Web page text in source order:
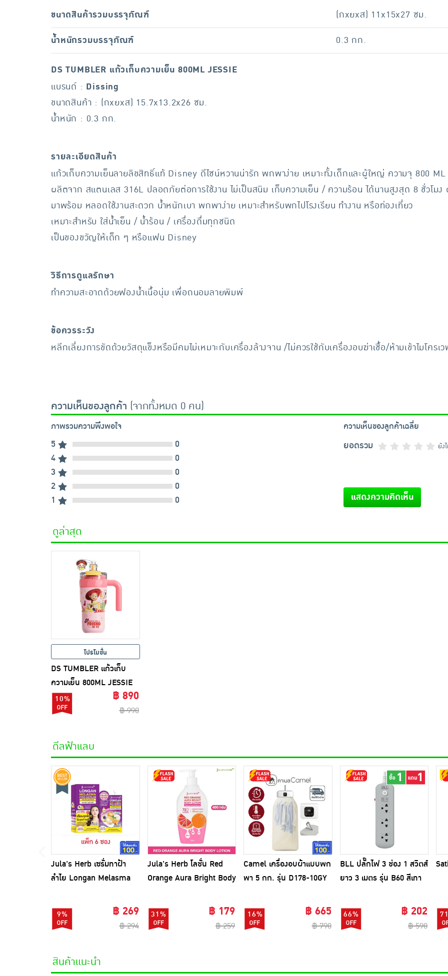
ขนาดสินค้ารวมบรรจุภัณฑ์
(กxยxส) 11x15x27 ซม.
น้ำหนักรวมบรรจุภัณฑ์
0.3 กก.
DS TUMBLER แก้วเก็บความเย็น 800ML JESSIE
แบรนด์ : Dissing
ขนาดสินค้า : (กxยxส) 15.7x13.2x26 ซม.
น้ำหนัก : 0.3 กก.
รายละเอียดสินค้า
แก้วเก็บความเย็นลายลิขสิทธิ์แท้ Disney ดีไซน์หวานน่ารัก พกพาง่าย เหมาะทั้งเด็กและผู้ใหญ่ ความจุ 800 ML
ผลิตจาก สแตนเลส 316L ปลอดภัยต่อการใช้งาน ไม่เป็นสนิม เก็บความเย็น / ความร้อน ได้นานสูงสุด 8 ชั่วโม
มาพร้อม หลอดใช้งานสะดวก น้ำหนักเบา พกพาง่าย เหมาะสำหรับพกไปโรงเรียน ทำงาน หรือท่องเที่ยว
เหมาะสำหรับ ใส่น้ำเย็น / น้ำร้อน / เครื่องดื่มทุกชนิด
เป็นของขวัญให้เด็ก ๆ หรือแฟน Disney
วิธีการดูแลรักษา
ทำความสะอาดด้วยฟองน้ำเนื้อนุ่ม เพื่อถนอมลายพิมพ์
ข้อควรระวัง
หลีกเลี่ยงการขัดด้วยวัสดุแข็งหรือมีคมไม่เหมาะกับเครื่องล้างจาน /ไม่ควรใช้กับเครื่องอบฆ่าเชื้อ/ห้ามเข้าไมโครเ
ความเห็นของลูกค้า (จากทั้งหมด 0 คน)
ภาพรวมความพึงพอใจ
5
0
4
0
3
0
2
0
1
0
ความเห็นของลูกค้าเฉลี่ย
ยอดรวม ยัง
แสดงความคิดเห็น
ดูล่าสุด
โปรโมชั่น
DS TUMBLER แก้วเก็บ
ความเย็น 800ML JESSIE
10% ฿ 890
฿ 990
ดีลฟ้าแลบ
Jula's Herb เซรั่มทาฝ้า
ลำไย Longan Melasma
9% ฿ 269
฿ 294
Jula's Herb โลชั่น Red
Orange Aura Bright Body
31% ฿ 179
฿ 259
Camel เครื่องอบผ้าแบบพก
พา 5 กก. รุ่น D178-10GY
16% ฿ 665
฿ 790
BLL ปลั๊กไฟ 3 ช่อง 1 สวิตส์
ยาว 3 เมตร รุ่น B60 สีเทา
66% ฿ 202
฿ 590
สินค้าแนะนำ